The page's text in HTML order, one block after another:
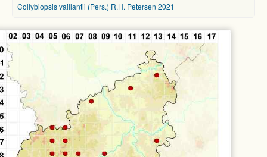
Collybiopsis vaillantii (Pers.) R.H. Petersen 2021